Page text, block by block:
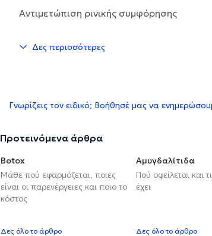
Αντιμετώπιση ρινικής συμφόρησης
Δες περισσότερες
Γνωρίζεις τον ειδικό; Βοήθησέ μας να
Προτεινόμενα άρθρα
Botox
Μάθε πού εφαρμόζεται, ποιες
είναι οι παρενέργειες και ποιο το
κόστος
Δες όλο το άρθρο
Αμυγδαλίτιδα
Πού οφείλεται και
έχει
Δες όλο το άρθρο